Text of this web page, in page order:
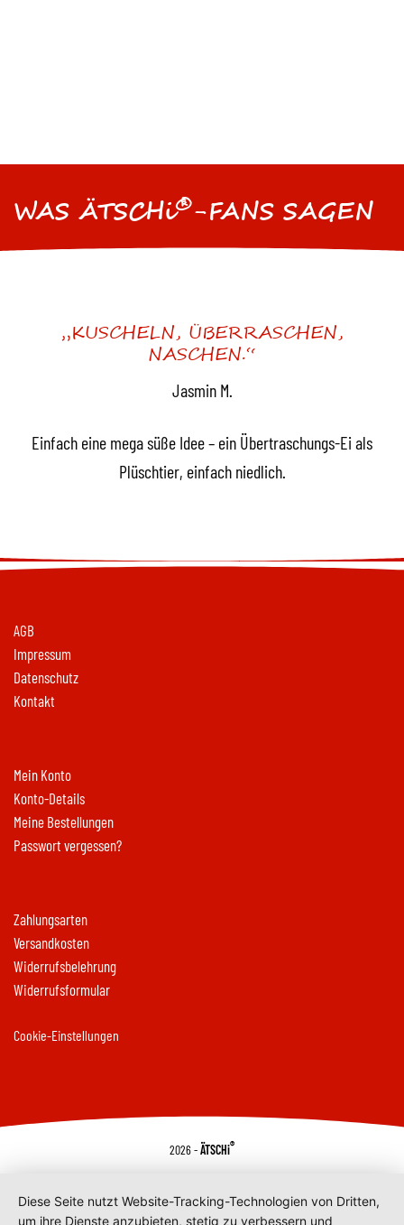
WAS ÄTSCHi®-FANS SAGEN
„KUSCHELN, ÜBERRASCHEN,
NASCHEN.“
Jasmin M.
Einfach eine mega süße Idee – ein Übertraschungs-Ei als
Plüschtier, einfach niedlich.
AGB
Impressum
Datenschutz
Kontakt
Mein Konto
Konto-Details
Meine Bestellungen
Passwort vergessen?
Zahlungsarten
Versandkosten
Widerrufsbelehrung
Widerrufsformular
Cookie-Einstellungen
2026 -ÄTSCHi®
Diese Seite nutzt Website-Tracking-Technologien von Dritten,
um ihre Dienste anzubieten, stetig zu verbessern und